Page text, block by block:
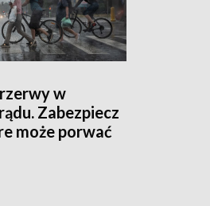
w
Zabezpiecz
może porwać